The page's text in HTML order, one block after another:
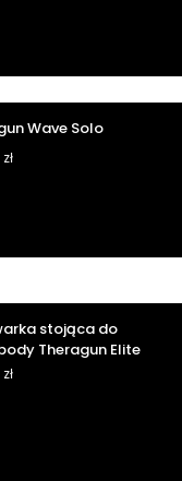
Wave Solo
zł
stojąca do
Theragun Elite
zł